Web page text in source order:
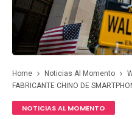
Home Noticias Al Momento
FABRICANTE CHINO DE
NOTICIAS AL MOMENTO